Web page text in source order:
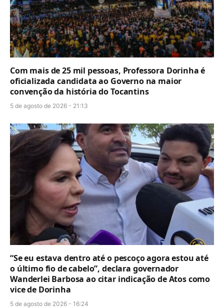
Com mais de 25 mil pessoas, Professora Dorinha é
oficializada candidata ao Governo na maior
convenção da história do Tocantins
5 de agosto de 2026 - 21:13
“Se eu estava dentro até o pescoço agora estou até
o último fio de cabelo”, declara governador
Wanderlei Barbosa ao citar indicação de Atos como
vice de Dorinha
5 de agosto de 2026 - 16:24